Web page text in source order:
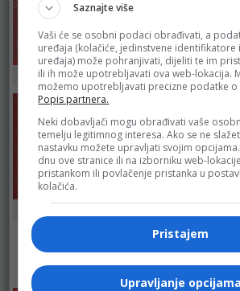
Robot Bingo
Merkator
Saznajte više
Vaši će se osobni podaci obrađivati, a
uređaja (kolačiće, jedinstvene
uređaja) može pohranjivati, dijeliti te im
ili ih može upotrebljavati ova web-lokacija.
možemo upotrebljavati precizne podatke o
Popis partnera.
Neki dobavljači mogu obrađivati vaše
temelju legitimnog interesa. Ako se ne
nastavku možete upravljati svojim
dnu ove stranice ili na izborniku web-
pristankom ili povlačenje pristanka u
kolačića.
Pristajem
Upravljanje opcijama